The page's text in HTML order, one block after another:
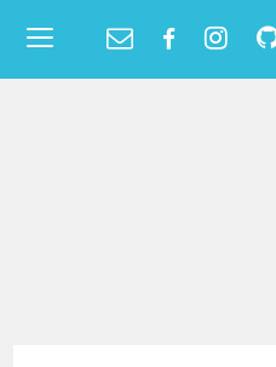
Toggle
navigation